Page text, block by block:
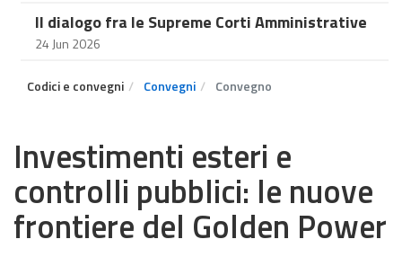
Il dialogo fra le Supreme Corti Amministrative
24 Jun 2026
Codici e convegni Convegni Convegno
Investimenti esteri e
controlli pubblici: le nuove
frontiere del Golden Power